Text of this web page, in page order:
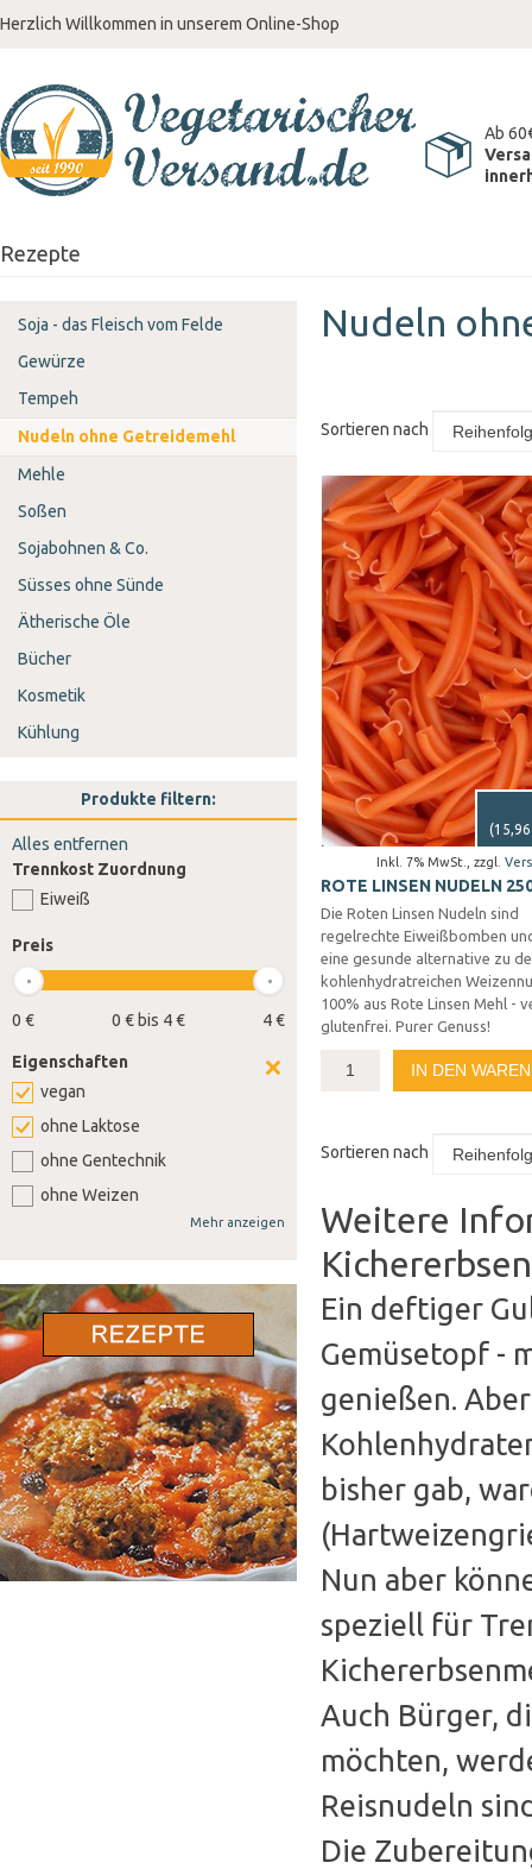
Herzlich Willkommen in unserem Online-Shop
Ab
Rezepte
Nudeln
Sortieren nach
Inkl. 7% MwSt. zzgl.
(
ROTE LINSEN NUDELN
Die Roten Linsen Nudeln sind
regelrechte Eiweißbomben
eine gesunde alternative zu
kohlenhydratreichen
100% aus Rote Linsen Mehl -
glutenfrei. Purer Genuss!
IN DEN
Sortieren nach
Weitere
Ein deftiger
Gemüsetopf -
genießen.
bisher gab,
Nun aber
speziell für
Auch Bürger,
möchten,
Reisnudeln
Die
Soja - das Fleisch vom Felde
Gewürze
Tempeh
Nudeln ohne Getreidemehl
Mehle
Soßen
Sojabohnen & Co.
Süsses ohne Sünde
Ätherische Öle
Bücher
Kosmetik
Kühlung
Produkte filtern:
Alles entfernen
Trennkost Zuordnung
Eiweiß
Preis
0 € 4 €
0 € bis 4 €
Eigenschaften
vegan
ohne Laktose
ohne Gentechnik
ohne Weizen
ohne Sellerie
ohne Lupine
ohne Gluten
ohne Nüsse
Mehr anzeigen